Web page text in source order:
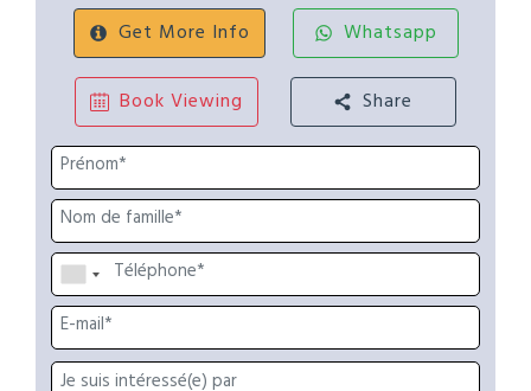
Get More Info Whatsapp
Book Viewing Share